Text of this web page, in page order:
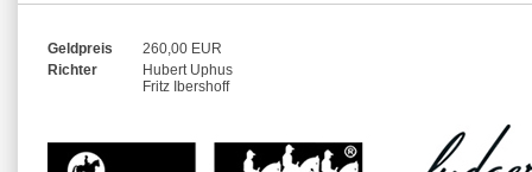
Geldpreis
260,00 EUR
Richter
Hubert Uphus
Fritz Ibershoff